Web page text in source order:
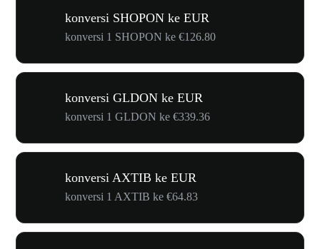
konversi SHOPON ke EUR
konversi 1 SHOPON ke €126.80
konversi GLDON ke EUR
konversi 1 GLDON ke €339.36
konversi AXTIB ke EUR
konversi 1 AXTIB ke €64.83